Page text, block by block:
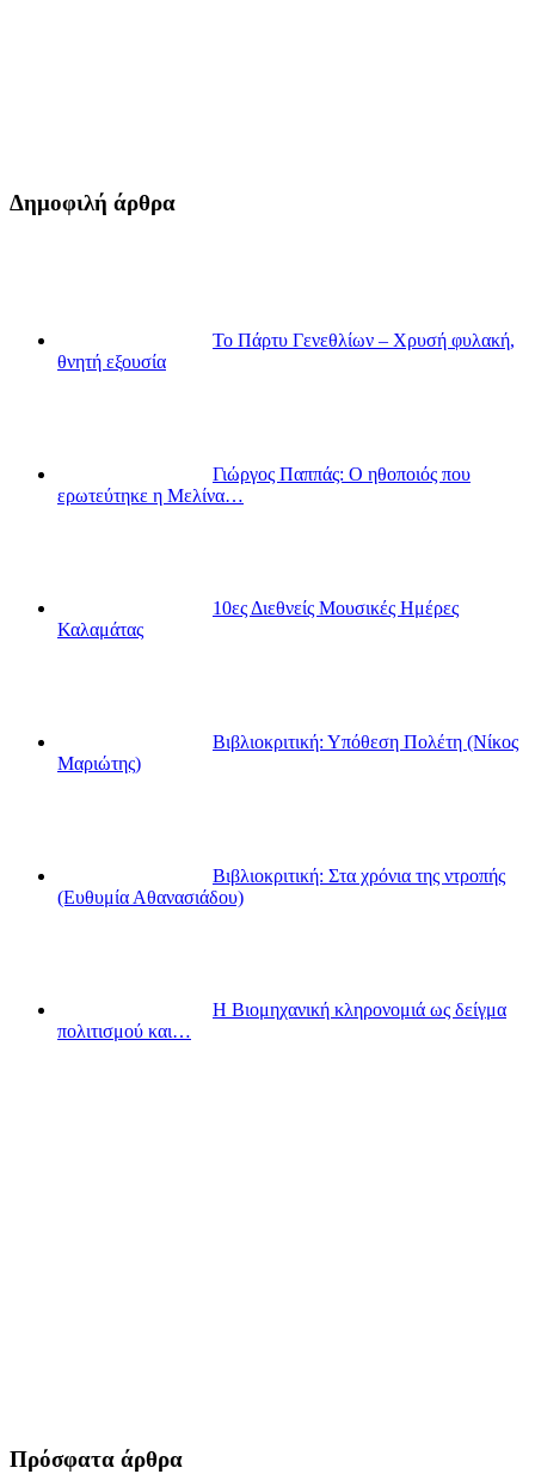
Δημοφιλή άρθρα
Το Πάρτυ Γενεθλίων – Χρυσή φυλακή,
θνητή εξουσία
Γιώργος Παππάς: Ο ηθοποιός που
ερωτεύτηκε η Μελίνα…
10ες Διεθνείς Μουσικές Ημέρες
Καλαμάτας
Βιβλιοκριτική: Υπόθεση Πολέτη (Νίκος
Μαριώτης)
Βιβλιοκριτική: Στα χρόνια της ντροπής
(Ευθυμία Αθανασιάδου)
Η Βιομηχανική κληρονομιά ως δείγμα
πολιτισμού και…
Πρόσφατα άρθρα